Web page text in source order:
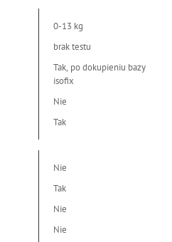
0-13 kg
brak testu
Tak, po dokupieniu bazy
isofix
Nie
Tak
Nie
Tak
Nie
Nie